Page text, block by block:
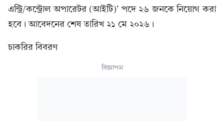
এন্ট্রি/কন্ট্রোল অপারেটর (আইটি)’ পদে ২৬ জনকে নিয়োগ করা
হবে। আবেদনের শেষ তারিখ ২১ মে ২০২৬।
চাকরির বিবরণ
বিজ্ঞাপন